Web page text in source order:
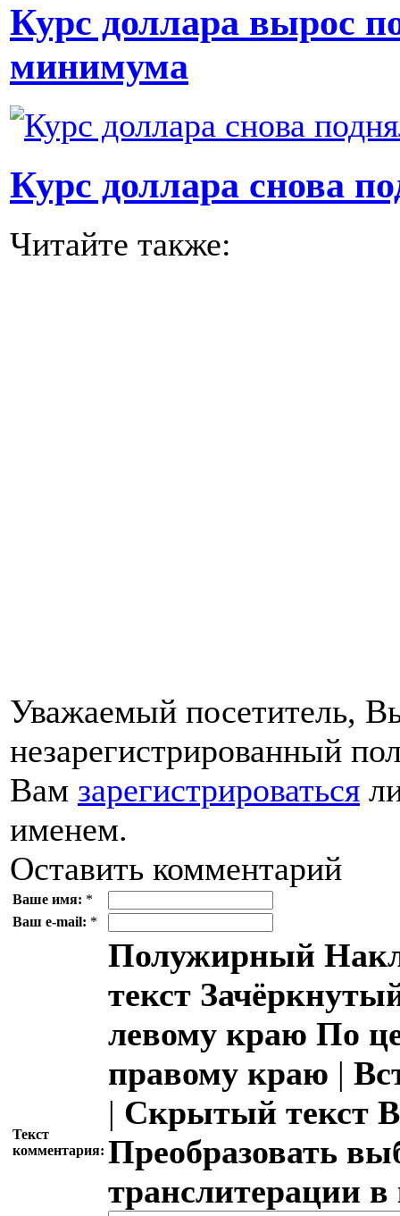
Курс доллара вырос
минимума
Курс доллара снова
Читайте также:
Уважаемый посетитель,
незарегистрированный
Вам зарегистрироваться
именем.
Оставить комментарий
Ваше имя: *
Ваш e-mail: *
Текст
комментария:
Полужирный
текст
левому краю По
правому краю |
| Скрытый текст
Преобразовать
транслитерации